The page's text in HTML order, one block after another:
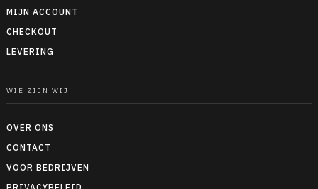
MIJN ACCOUNT
CHECKOUT
LEVERING
WIE ZIJN WIJ
OVER ONS
CONTACT
VOOR BEDRIJVEN